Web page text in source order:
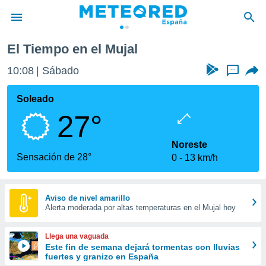
de
por
que se
calidad.
a este
las
y
forma
digital
basada
El Tiempo en el Mujal
10:08 Sábado ...
Soleado
27°
Sensación de 28°
Noreste
0
13 km/h
Aviso de nivel amarillo
Alerta moderada por altas temperaturas en el Mujal hoy
Llega una vaguada
Este fin de semana dejará tormentas con lluvias
fuertes y granizo en España